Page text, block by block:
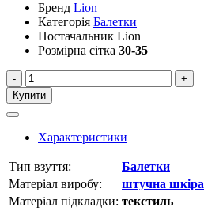
Бренд Lion
Категорія Балетки
Постачальник Lion
Розмірна сітка 30-35
-
+
Купити
Характеристики
Тип взуття:
Балетки
Матеріал виробу:
штучна шкіра
Матеріал підкладки: текстиль